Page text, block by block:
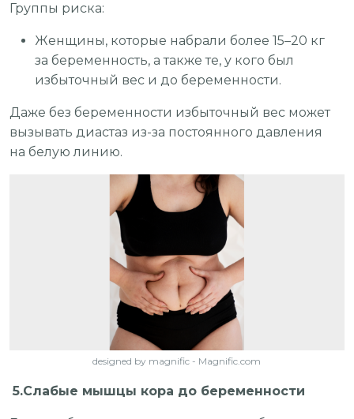
Группы риска:
Женщины, которые набрали более 15–20 кг
за беременность, а также те, у кого был
избыточный вес и до беременности.
Даже без беременности избыточный вес может
вызывать диастаз из-за постоянного давления
на белую линию.
designed by magnific - Magnific.com
5.Слабые мышцы кора до беременности